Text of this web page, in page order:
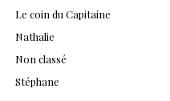
Le coin du Capitaine
Nathalie
Non classé
Stéphane